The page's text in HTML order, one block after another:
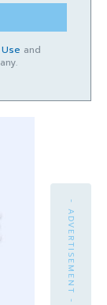
and
- ADVERTISEMENT -